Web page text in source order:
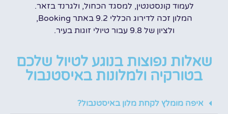
לעמוד קונסטנטין, למסגד הכחול, ולגרנד בזאר.
המלון זכה לדירוג הכללי 9.2 באתר Booking,
ולציון של 9.8 עבור טיולי זוגות בעיר.
שאלות נפוצות בנוגע לטיול שלכם
בטורקיה ולמלונות באיסטנבול
איפה מומלץ לקחת מלון באיסטנבול?